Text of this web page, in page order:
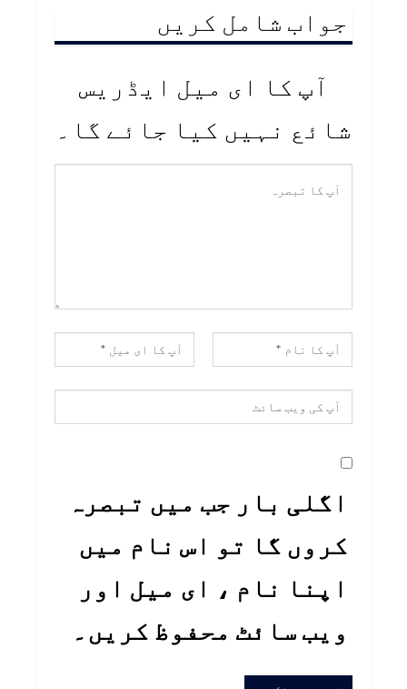
جواب شامل کریں
آپ کا ای میل ایڈریس
شائع نہیں کیا جائے گا۔
اگلی بار جب میں تبصرہ
کروں گا تو اس نام میں
اپنا نام ، ای میل اور
ویب سائٹ محفوظ کریں۔